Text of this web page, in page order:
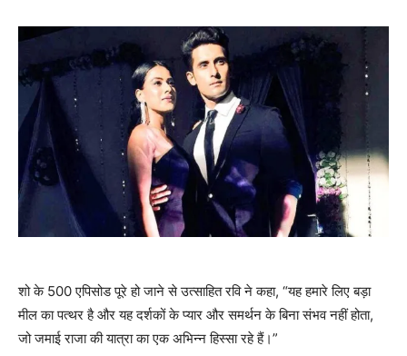
शो के 500 एपिसोड पूरे हो जाने से उत्साहित रवि ने कहा, “यह हमारे लिए बड़ा
मील का पत्थर है और यह दर्शकों के प्यार और समर्थन के बिना संभव नहीं होता,
जो जमाई राजा की यात्रा का एक अभिन्न हिस्सा रहे हैं।”